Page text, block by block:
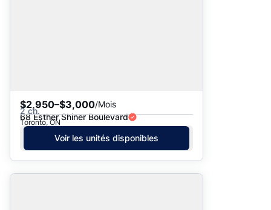
$2,950–$3,000/Mois
2 ch.
68 Esther Shiner Boulevard
Toronto, ON
Voir les unités disponibles